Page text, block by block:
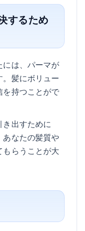
するため
は、パーマが
髪にボリュー
持つことがで
き出すために
なたの髪質や
らうことが大